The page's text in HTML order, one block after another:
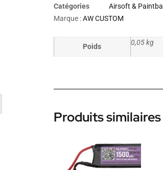
Catégories
Airsoft & Paintball
Marque :AW CUSTOM
Poids 0,05 kg
Produits similaires